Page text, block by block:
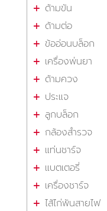
ด้ามขัน
ด้ามต่อ
ข้ออ่อนบล็อก
เครื่องพ่นยา
ด้ามควง
ประแจ
ลูกบล็อก
กล้องสำรวจ
แท่นชาร์จ
แบตเตอรี่
เครื่องชาร์จ
ไส้ไก่พันสายไฟ